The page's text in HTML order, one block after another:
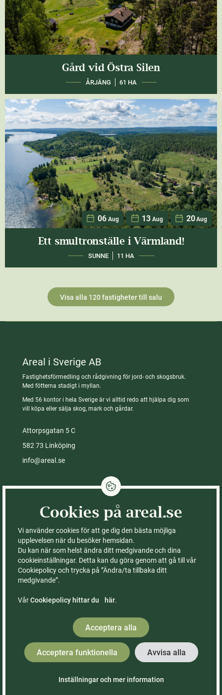
Lars Ektander
Reg. fastighetsmäklare
Gård vid Östra Silen
ÅRJÄNG 61 HA
06 Aug 13 Aug 20 Aug
Ett smultronställe i Värmland!
SUNNE 11 HA
Visa alla 120 fastigheter till salu
Areal i Sverige AB
Fastighetsförmedling och rådgivning för jord- och skogsbruk.
Med fötterna stadigt i myllan.
Med 56 kontor i hela Sverige är vi alltid redo att hjälpa dig som
vill köpa eller sälja skog, mark och gårdar.
Attorpsgatan 5 C
582 73 Linköping
info@areal.se
Integritetspolicy
Cookies på areal.se
Fastigheter till salu
Köpa skog
Köpa gård
Sälja med Areal
Kontor
Om Areal
Ledning & styrelse
FAQ – vanliga frågor
skogsfastighet
Made with by WonderFour
Cookies på areal.se
Vi använder cookies för att ge dig den bästa möjliga
upplevelsen när du besöker hemsidan.
Du kan när som helst ändra ditt medgivande och dina
cookieinställningar. Detta kan du göra genom att gå till vår
Cookiepolicy och trycka på ”Ändra/ta tillbaka ditt
medgivande”.
VårCookiepolicy hittar du här.
Acceptera alla
Acceptera funktionella Avvisa alla
Inställningar och mer information